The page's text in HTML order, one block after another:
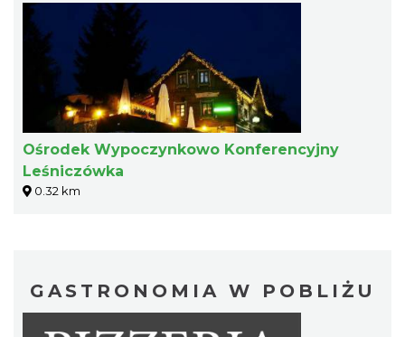
Ośrodek Wypoczynkowo Konferencyjny
Leśniczówka
0.32 km
GASTRONOMIA W POBLIŻU